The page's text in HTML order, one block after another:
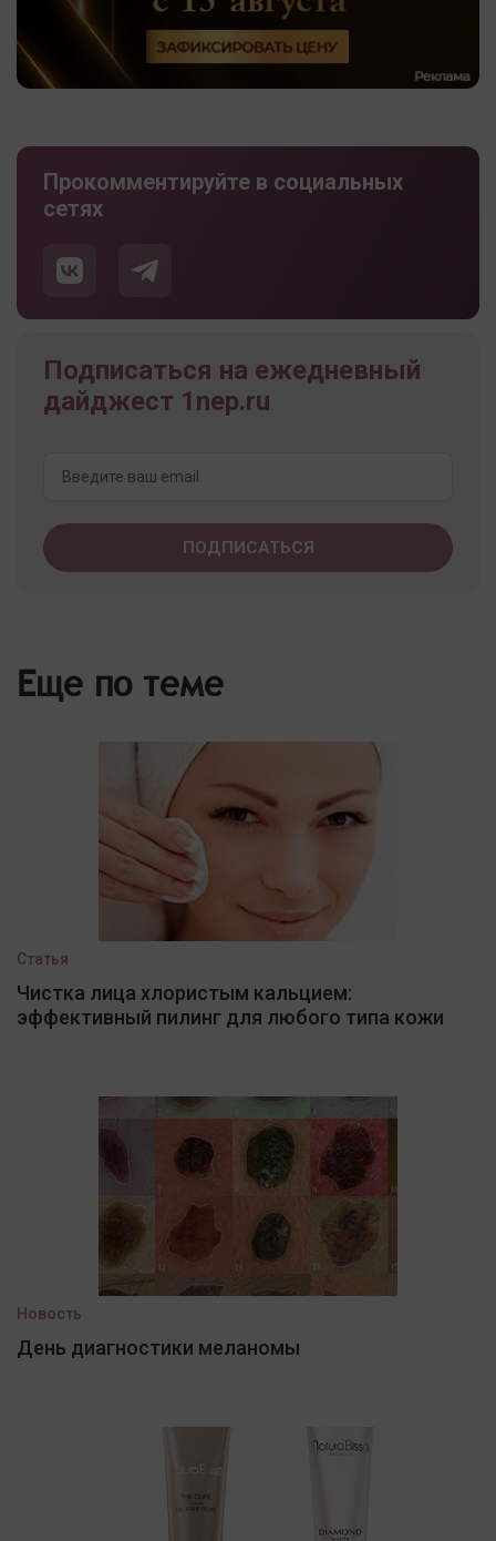
Прокомментируйте в социальных
сетях
Подписаться на ежедневный
дайджест 1nep.ru
Еще по теме
Статья
Чистка лица хлористым кальцием:
эффективный пилинг для любого типа кожи
Новость
День диагностики меланомы